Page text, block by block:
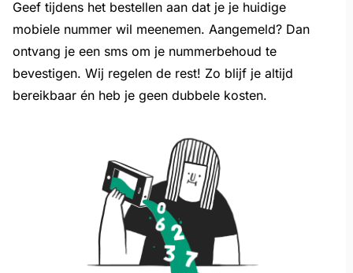
Geef tijdens het bestellen aan dat je je huidige
mobiele nummer wil meenemen. Aangemeld? Dan
ontvang je een sms om je nummerbehoud te
bevestigen. Wij regelen de rest! Zo blijf je altijd
bereikbaar én heb je geen dubbele kosten.